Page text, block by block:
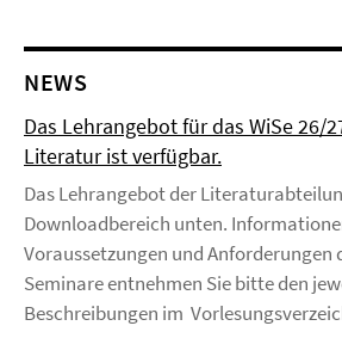
NEWS
Das Lehrangebot für das WiSe 26/
Literatur ist verfügbar.
Das Lehrangebot der
Downloadbereich unten.
Voraussetzungen und Anforderungen
Seminare entnehmen Sie bitte den
Beschreibungen im